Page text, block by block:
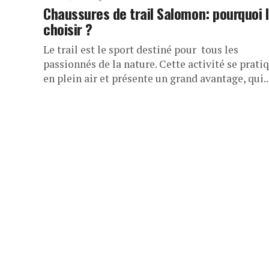
Chaussures de trail Salomon: pourquoi
choisir ?
Le trail est le sport destiné pour tous les
passionnés de la nature. Cette activité se
en plein air et présente un grand avantage,